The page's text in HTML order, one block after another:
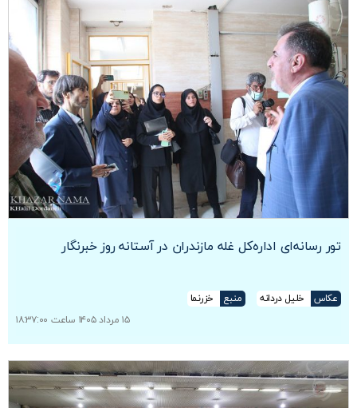
تور رسانه‌ای اداره‌کل غله مازندران در آستانه روز خبرنگار
عکاس خلیل دردانه منبع
خزرنما
۱۵ مرداد ۱۴۰۵ ساعت ۱۸:۳۷:۰۰